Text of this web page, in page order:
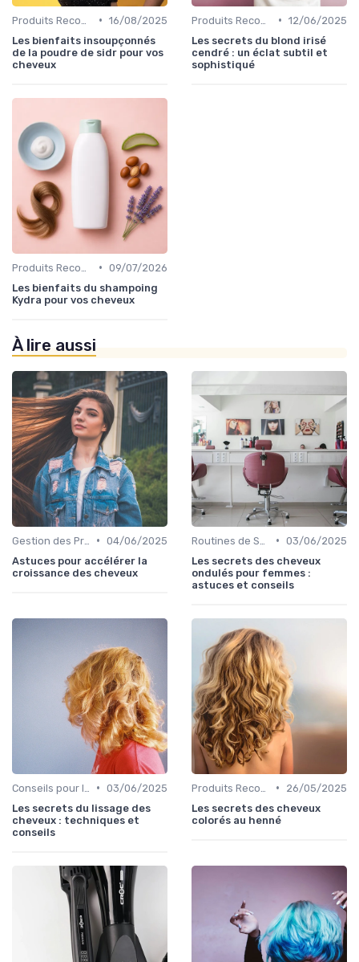
• 16/08/2025
Les bienfaits insoupçonnés
de la poudre de sidr pour vos
cheveux
• 12/06/2025
Les secrets du blond irisé
cendré : un éclat subtil et
sophistiqué
• 09/07/2026
Les bienfaits du shampoing
Kydra pour vos cheveux
À lire aussi
• 04/06/2025
Astuces pour accélérer la
croissance des cheveux
• 03/06/2025
Les secrets des cheveux
ondulés pour femmes :
astuces et conseils
• 03/06/2025
Les secrets du lissage des
cheveux : techniques et
conseils
•
26/05/2025
Les secrets des cheveux
colorés au henné